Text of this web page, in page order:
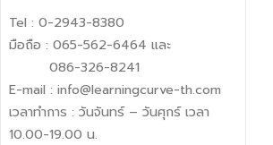
Tel : 0-2943-8380
มือถือ : 065-562-6464 และ
086-326-8241
E-mail : info@learningcurve-th.com
เวลาทำการ : วันจันทร์ – วันศุกร์ เวลา
10.00-19.00 น.